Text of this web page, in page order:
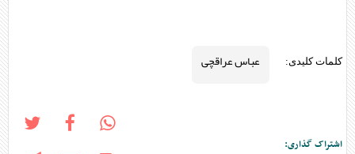
کلمات کلیدی: عباس عراقچی
اشتراک گذاری: